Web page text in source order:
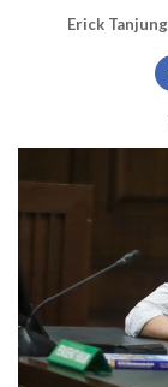
Erick Tanjung